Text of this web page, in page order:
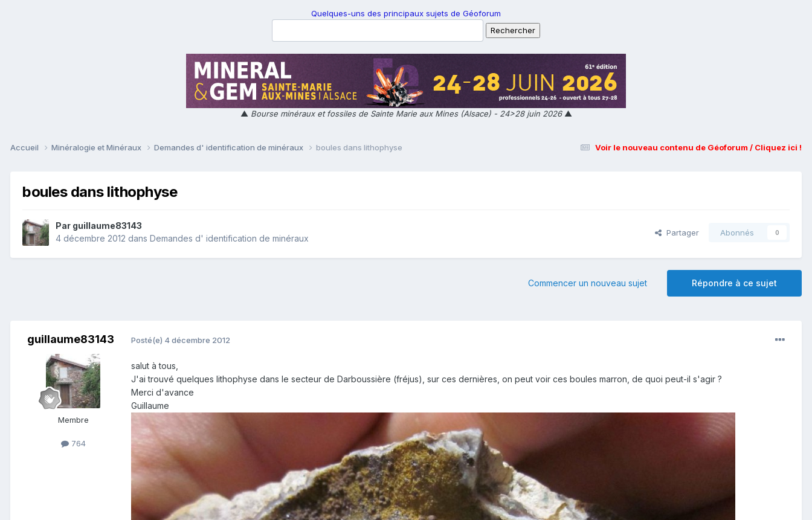
Quelques-uns des principaux sujets de Géoforum
▲ Bourse minéraux et fossiles de Sainte Marie aux Mines (Alsace) - 24>28 juin 2026▲
Voir le nouveau contenu de Géoforum / Cliquez ici !
Accueil Minéralogie et Minéraux Demandes d' identification de minéraux boules dans lithophyse
boules dans lithophyse
Par guillaume83143
4 décembre 2012 dans Demandes d' identification de minéraux
Partager Abonnés 0
Répondre à ce sujet
Commencer un nouveau sujet
guillaume83143
Membre
764
Posté(e) 4 décembre 2012
salut à tous,
J'ai trouvé quelques lithophyse dans le secteur de Darboussière (fréjus), sur ces dernières, on peut voir ces boules marron, de quoi peut-il s'agir ?
Merci d'avance
Guillaume